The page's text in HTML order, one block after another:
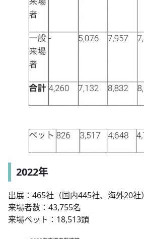
2022年
出展：465社（国内445社、海外20社）
来場者数：43,755名
来場ペット：18,513頭